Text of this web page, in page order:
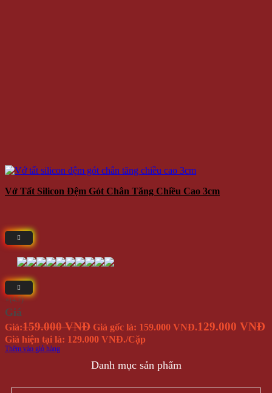
Vớ Tất Silicon Đệm Gót Chân Tăng Chiều Cao 3cm
⭐(4.7)
Giá
Giá:159.000 VNĐ Giá gốc là: 159.000 VNĐ.129.000 VNĐ
Giá hiện tại là: 129.000 VNĐ./Cặp
Thêm vào giỏ hàng
Danh mục sản phẩm